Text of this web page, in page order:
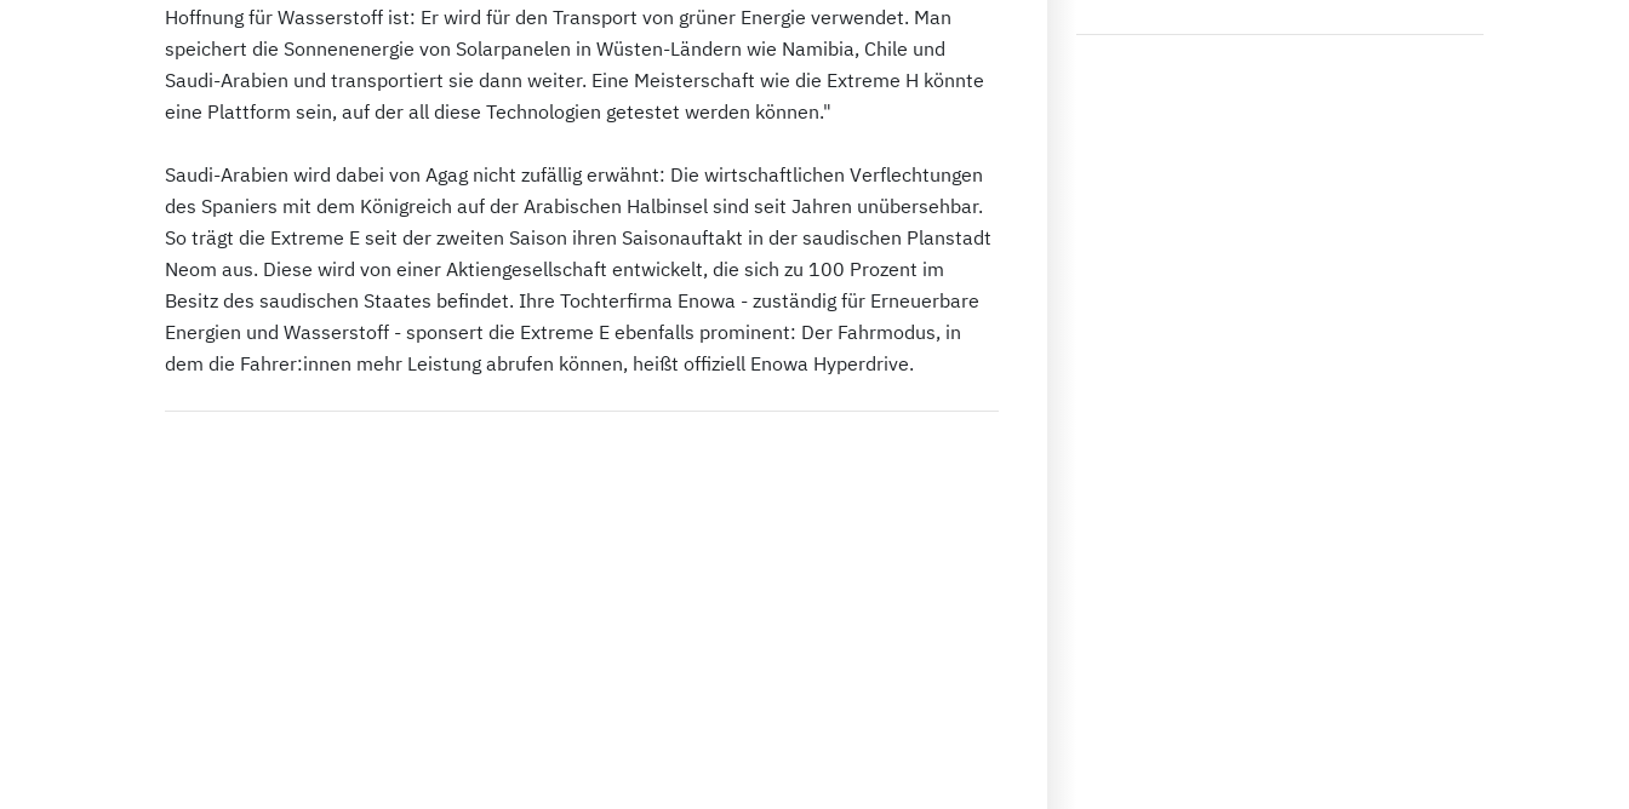
Hoffnung für Wasserstoff ist: Er wird für den Transport von grüner Energie verwendet. Man
speichert die Sonnenenergie von Solarpanelen in Wüsten-Ländern wie Namibia, Chile und
Saudi-Arabien und transportiert sie dann weiter. Eine Meisterschaft wie die Extreme H könnte
eine Plattform sein, auf der all diese Technologien getestet werden können."
Saudi-Arabien wird dabei von Agag nicht zufällig erwähnt: Die wirtschaftlichen Verflechtungen
des Spaniers mit dem Königreich auf der Arabischen Halbinsel sind seit Jahren unübersehbar.
So trägt die Extreme E seit der zweiten Saison ihren Saisonauftakt in der saudischen Planstadt
Neom aus. Diese wird von einer Aktiengesellschaft entwickelt, die sich zu 100 Prozent im
Besitz des saudischen Staates befindet. Ihre Tochterfirma Enowa - zuständig für Erneuerbare
Energien und Wasserstoff - sponsert die Extreme E ebenfalls prominent: Der Fahrmodus, in
dem die Fahrer:innen mehr Leistung abrufen können, heißt offiziell Enowa Hyperdrive.